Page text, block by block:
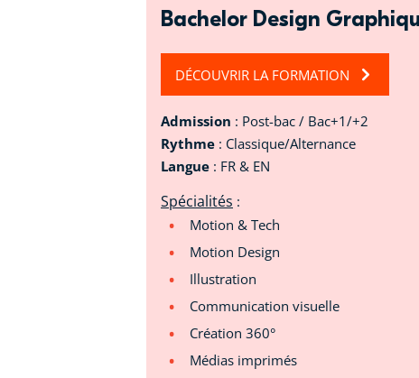
Bachelor Design
DÉCOUVRIR LA FORMATION
Admission : Post-bac / Bac+1/+2
Rythme : Classique/Alternance
Langue : FR & EN
Spécialités :
Motion & Tech
Motion Design
Illustration
Communication visuelle
Création 360°
Médias imprimés